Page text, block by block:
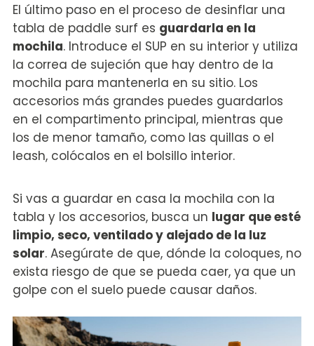
El último paso en el proceso de desinflar una
tabla de paddle surf es guardarla en la
mochila. Introduce el SUP en su interior y utiliza
la correa de sujeción que hay dentro de la
mochila para mantenerla en su sitio. Los
accesorios más grandes puedes guardarlos
en el compartimento principal, mientras que
los de menor tamaño, como las quillas o el
leash, colócalos en el bolsillo interior.
Si vas a guardar en casa la mochila con la
tabla y los accesorios, busca un lugar que esté
limpio, seco, ventilado y alejado de la luz
solar. Asegúrate de que, dónde la coloques, no
exista riesgo de que se pueda caer, ya que un
golpe con el suelo puede causar daños.